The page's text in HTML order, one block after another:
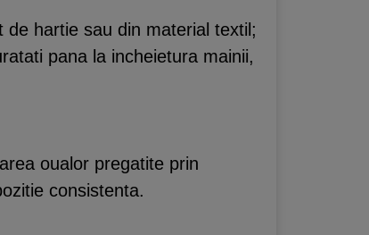
hartie sau din material textil;
pana la incheietura mainii,
oualor pregatite prin
consistenta.